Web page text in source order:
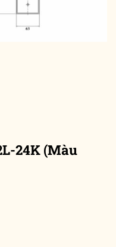
24K (Màu